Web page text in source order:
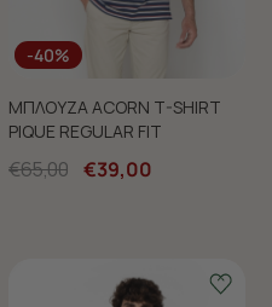
-40%
ΜΠΛΟΥΖΑ ACORN T-SHIRT
PIQUE REGULAR FIT
€65,00 €39,00